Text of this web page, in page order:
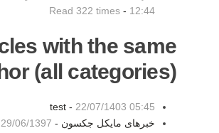
12:44
-
Read 322 times
with the same
(all categories):
test - 22/07/1403 05:45
خبرهای مایکل جکسون - 29/06/1397 19:05